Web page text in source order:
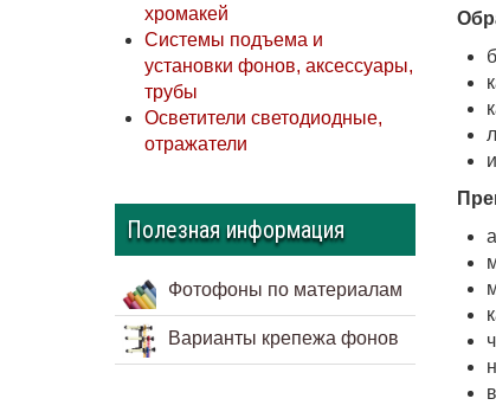
хромакей
Системы подъема и
установки фонов, аксессуары,
трубы
Осветители светодиодные,
отражатели
Полезная информация
Фотофоны по материалам
Варианты крепежа фонов